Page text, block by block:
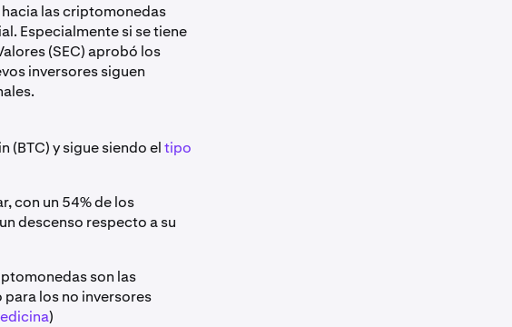
las criptomonedas
Especialmente si se tiene
(SEC) aprobó los
inversores siguen
(BTC) y sigue siendo eltipo
con un 54% de los
descenso respecto a su
son las
los no inversores
)